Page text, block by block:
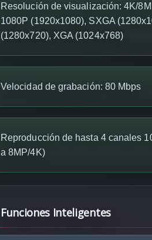
Resolución de visualización: 4K/
1080P (1920x1080), SXGA
(1280x720), XGA (1024x768)
Velocidad de grabación: 80 Mbps
Reproducción de hasta 4 canales
a 8MP/4K)
Funciones Inteligentes